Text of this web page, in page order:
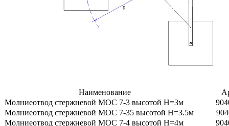
Наименование
Молниеотвод стержневой МОС 7-3 высотой H=3м
Молниеотвод стержневой МОС 7-35 высотой H=3.5м
Молниеотвод стержневой МОС 7-4 высотой H=4м